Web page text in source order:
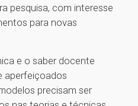
pesquisa, com interesse
para novas
e o saber docente
aperfeiçoados
precisam ser